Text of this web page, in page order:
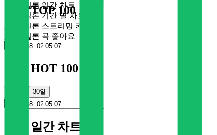
멜론 일간 차트
멜론 기간 별 차트
멜론 스트리밍 카드
멜론 곡 좋아요
멜론 TOP 100
멜론 HOT 100
30일
멜론 일간 차트